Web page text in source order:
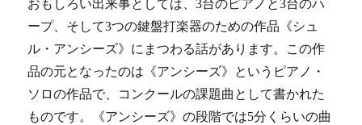
おもしろい出来事としては、3台のピアノと3台のハ
ープ、そして3つの鍵盤打楽器のための作品《シュ
ル・アンシーズ》にまつわる話があります。この作
品の元となったのは《アンシーズ》というピアノ・
ソロの作品で、コンクールの課題曲として書かれた
ものです。《アンシーズ》の段階では5分くらいの曲